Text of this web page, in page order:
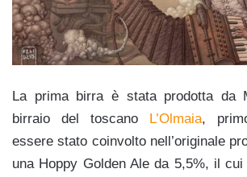
La prima birra è stata prodotta da
birraio del toscano L’Olmaia,
essere stato coinvolto nell’originale
una Hoppy Golden Ale da 5,5%, il